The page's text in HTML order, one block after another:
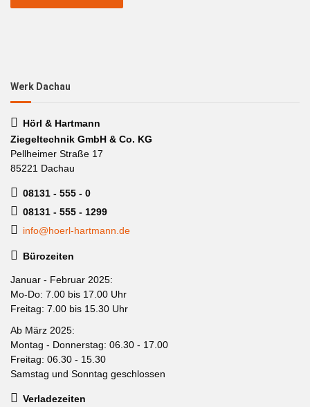
Werk Dachau
Hörl & Hartmann
Ziegeltechnik GmbH & Co. KG
Pellheimer Straße 17
85221 Dachau
08131 - 555 - 0
08131 - 555 - 1299
info@hoerl-hartmann.de
Bürozeiten
Januar - Februar 2025:
Mo-Do: 7.00 bis 17.00 Uhr
Freitag: 7.00 bis 15.30 Uhr
Ab März 2025:
Montag - Donnerstag: 06.30 - 17.00
Freitag: 06.30 - 15.30
Samstag und Sonntag geschlossen
Verladezeiten